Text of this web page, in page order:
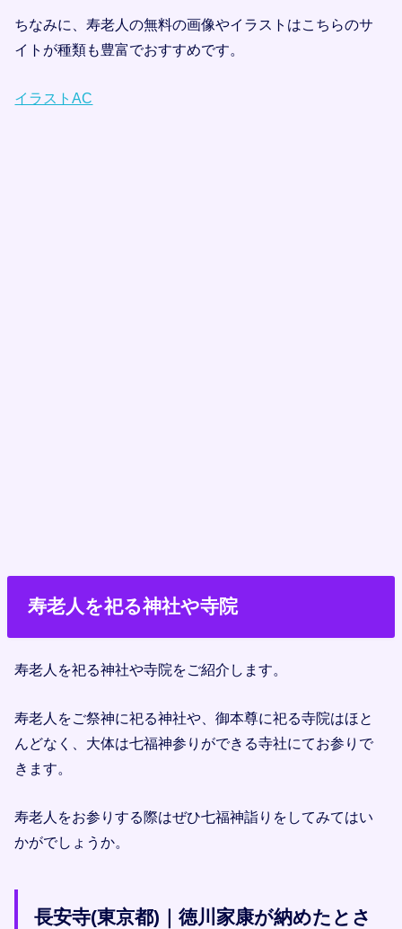
ちなみに、寿老人の無料の画像やイラストはこちらのサ
イトが種類も豊富でおすすめです。
イラストAC
寿老人を祀る神社や寺院
寿老人を祀る神社や寺院をご紹介します。
寿老人をご祭神に祀る神社や、御本尊に祀る寺院はほと
んどなく、大体は七福神参りができる寺社にてお参りで
きます。
寿老人をお参りする際はぜひ七福神詣りをしてみてはい
かがでしょうか。
長安寺(東京都)｜徳川家康が納めたとさ